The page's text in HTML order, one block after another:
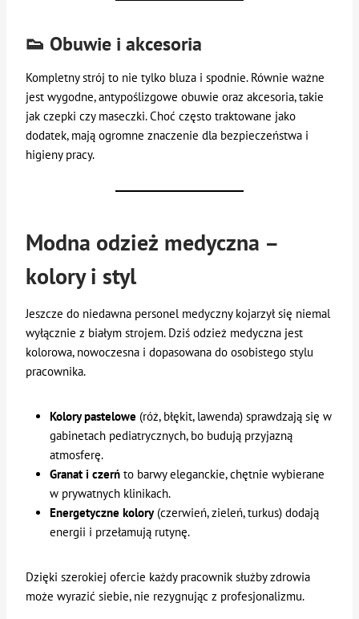
👟 Obuwie i akcesoria
Kompletny strój to nie tylko bluza i spodnie. Równie ważne
jest wygodne, antypoślizgowe obuwie oraz akcesoria, takie
jak czepki czy maseczki. Choć często traktowane jako
dodatek, mają ogromne znaczenie dla bezpieczeństwa i
higieny pracy.
Modna odzież medyczna –
kolory i styl
Jeszcze do niedawna personel medyczny kojarzył się niemal
wyłącznie z białym strojem. Dziś odzież medyczna jest
kolorowa, nowoczesna i dopasowana do osobistego stylu
pracownika.
Kolory pastelowe (róż, błękit, lawenda) sprawdzają się w
gabinetach pediatrycznych, bo budują przyjazną
atmosferę.
Granat i czerń to barwy eleganckie, chętnie wybierane
w prywatnych klinikach.
Energetyczne kolory(czerwień, zieleń, turkus) dodają
energii i przełamują rutynę.
Dzięki szerokiej ofercie każdy pracownik służby zdrowia
może wyrazić siebie, nie rezygnując z profesjonalizmu.